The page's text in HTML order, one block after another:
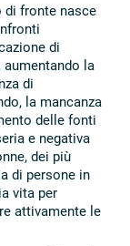
di fronte nasce
di
la
di
la mancanza
delle fonti
e negativa
dei più
di persone in
vita per
attivamente le